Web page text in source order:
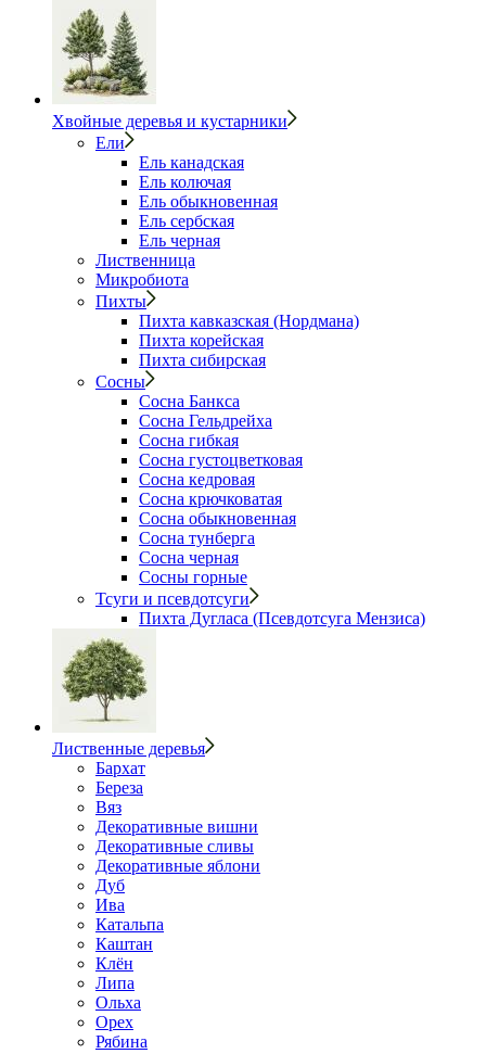
Хвойные деревья и кустарники
Ели
Ель канадская
Ель колючая
Ель обыкновенная
Ель сербская
Ель черная
Лиственница
Микробиота
Пихты
Пихта кавказская (Нордмана)
Пихта корейская
Пихта сибирская
Сосны
Сосна Банкса
Сосна Гельдрейха
Сосна гибкая
Сосна густоцветковая
Сосна кедровая
Сосна крючковатая
Сосна обыкновенная
Сосна тунберга
Сосна черная
Сосны горные
Тсуги и псевдотсуги
Пихта Дугласа (Псевдотсуга Мензиса)
Лиственные деревья
Бархат
Береза
Вяз
Декоративные вишни
Декоративные сливы
Декоративные яблони
Дуб
Ива
Катальпа
Каштан
Клён
Липа
Ольха
Орех
Рябина